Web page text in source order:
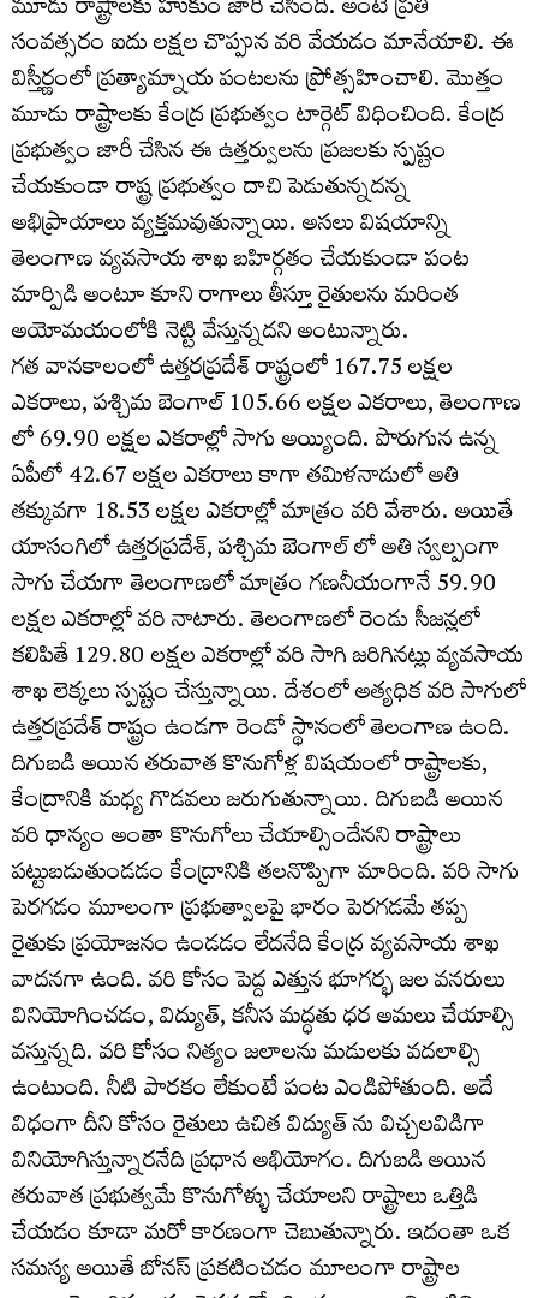
మూడు రాష్ట్రాలకు హుకుం జారీ చేసింది. అంటే ప్రతి
సంవత్సరం ఐదు లక్షల చొప్పున వరి వేయడం మానేయాలి. ఈ
విస్తీర్ణంలో ప్రత్యామ్నాయ పంటలను ప్రోత్సహించాలి. మొత్తం
మూడు రాష్ట్రాలకు కేంద్ర ప్రభుత్వం టార్గెట్ విధించింది. కేంద్ర
ప్రభుత్వం జారీ చేసిన ఈ ఉత్తర్వులను ప్రజలకు స్పష్టం
చేయకుండా రాష్ట్ర ప్రభుత్వం దాచి పెడుతున్నదన్న
అభిప్రాయాలు వ్యక్తమవుతున్నాయి. అసలు విషయాన్ని
తెలంగాణ వ్యవసాయ శాఖ బహిర్గతం చేయకుండా పంట
మార్పిడి అంటూ కూని రాగాలు తీస్తూ రైతులను మరింత
అయోమయంలోకి నెట్టి వేస్తున్నదని అంటున్నారు.
గత వానకాలంలో ఉత్తరప్రదేశ్ రాష్ట్రంలో 167.75 లక్షల
ఎకరాలు, పశ్చిమ బెంగాల్ 105.66 లక్షల ఎకరాలు, తెలంగాణ
లో 69.90 లక్షల ఎకరాల్లో సాగు అయ్యింది. పొరుగున ఉన్న
ఏపీలో 42.67 లక్షల ఎకరాలు కాగా తమిళనాడులో అతి
తక్కువగా 18.53 లక్షల ఎకరాల్లో మాత్రం వరి వేశారు. అయితే
యాసంగిలో ఉత్తరప్రదేశ్, పశ్చిమ బెంగాల్ లో అతి స్వల్పంగా
సాగు చేయగా తెలంగాణలో మాత్రం గణనీయంగానే 59.90
లక్షల ఎకరాల్లో వరి నాటారు. తెలంగాణలో రెండు సీజన్లలో
కలిపితే 129.80 లక్షల ఎకరాల్లో వరి సాగి జరిగినట్లు వ్యవసాయ
శాఖ లెక్కలు స్పష్టం చేస్తున్నాయి. దేశంలో అత్యధిక వరి సాగులో
ఉత్తరప్రదేశ్ రాష్ట్రం ఉండగా రెండో స్థానంలో తెలంగాణ ఉంది.
దిగుబడి అయిన తరువాత కొనుగోళ్ల విషయంలో రాష్ట్రాలకు,
కేంద్రానికి మధ్య గొడవలు జరుగుతున్నాయి. దిగుబడి అయిన
వరి ధాన్యం అంతా కొనుగోలు చేయాల్సిందేనని రాష్ట్రాలు
పట్టుబడుతుండడం కేంద్రానికి తలనొప్పిగా మారింది. వరి సాగు
పెరగడం మూలంగా ప్రభుత్వాలపై భారం పెరగడమే తప్ప
రైతుకు ప్రయోజనం ఉండడం లేదనేది కేంద్ర వ్యవసాయ శాఖ
వాదనగా ఉంది. వరి కోసం పెద్ద ఎత్తున భూగర్భ జల వనరులు
వినియోగించడం, విద్యుత్, కనీస మద్ధతు ధర అమలు చేయాల్సి
వస్తున్నది. వరి కోసం నిత్యం జలాలను మడులకు వదలాల్సి
ఉంటుంది. నీటి పారకం లేకుంటే పంట ఎండిపోతుంది. అదే
విధంగా దీని కోసం రైతులు ఉచిత విద్యుత్ ను విచ్చలవిడిగా
వినియోగిస్తున్నారనేది ప్రధాన అభియోగం. దిగుబడి అయిన
తరువాత ప్రభుత్వమే కొనుగోళ్ళు చేయాలని రాష్ట్రాలు ఒత్తిడి
చేయడం కూడా మరో కారణంగా చెబుతున్నారు. ఇదంతా ఒక
సమస్య అయితే బోనస్ ప్రకటించడం మూలంగా రాష్ట్రాల